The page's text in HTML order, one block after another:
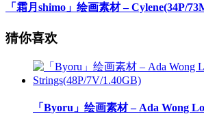
「霜月shimo」绘画素材 – Cylene(34P/
猜你喜欢
「Byoru」绘画素材 – Ada Wong